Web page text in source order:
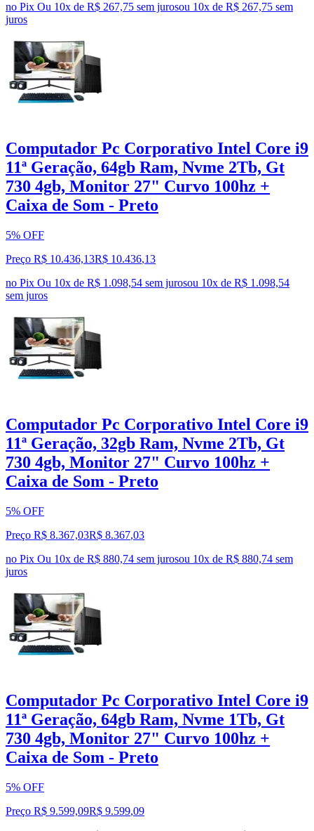
no Pix Ou 10x de R$ 267,75 sem jurosou 10x de R$ 267,75 sem
juros
Computador Pc Corporativo Intel Core i9
11ª Geração, 64gb Ram, Nvme 2Tb, Gt
730 4gb, Monitor 27" Curvo 100hz +
Caixa de Som - Preto
5% OFF
Preço R$ 10.436,13R$ 10.436,13
no Pix Ou 10x de R$ 1.098,54 sem jurosou 10x de R$ 1.098,54
sem juros
Computador Pc Corporativo Intel Core i9
11ª Geração, 32gb Ram, Nvme 2Tb, Gt
730 4gb, Monitor 27" Curvo 100hz +
Caixa de Som - Preto
5% OFF
Preço R$ 8.367,03R$ 8.367,03
no Pix Ou 10x de R$ 880,74 sem jurosou 10x de R$ 880,74 sem
juros
Computador Pc Corporativo Intel Core i9
11ª Geração, 64gb Ram, Nvme 1Tb, Gt
730 4gb, Monitor 27" Curvo 100hz +
Caixa de Som - Preto
5% OFF
Preço R$ 9.599,09R$ 9.599,09